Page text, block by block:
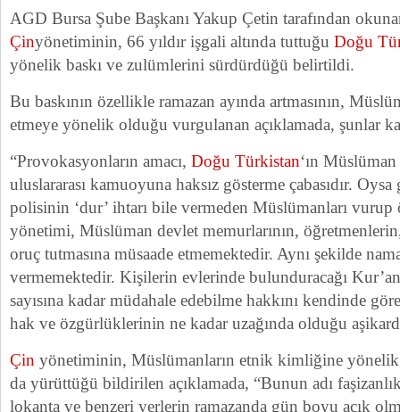
AGD Bursa Şube Başkanı Yakup Çetin tarafından
Çinyönetiminin, 66 yıldır işgali altında tuttuğu Doğu
yönelik baskı ve zulümlerini sürdürdüğü belirtildi.
Bu baskının özellikle ramazan ayında artmasının,
etmeye yönelik olduğu vurgulanan açıklamada, şunlar
“Provokasyonların amacı, Doğu Türkistan‘ın Müslüman
uluslararası kamuoyuna haksız gösterme çabasıdır.
polisinin ‘dur’ ihtarı bile vermeden Müslümanları
yönetimi, Müslüman devlet memurlarının,
oruç tutmasına müsaade etmemektedir. Aynı şekilde
vermemektedir. Kişilerin evlerinde bulunduracağı
sayısına kadar müdahale edebilme hakkını kendinde
hak ve özgürlüklerinin ne kadar uzağında olduğu
Çin yönetiminin, Müslümanların etnik kimliğine
da yürüttüğü bildirilen açıklamada, “Bunun adı
lokanta ve benzeri yerlerin ramazanda gün boyu açık